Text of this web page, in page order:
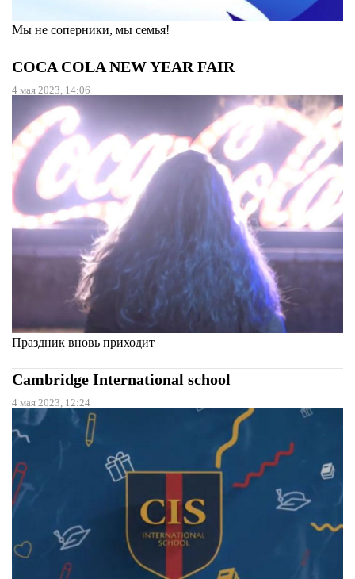
Мы не соперники, мы семья!
COCA COLA NEW YEAR FAIR
4 мая 2023, 14:06
Праздник вновь приходит
Cambridge International school
4 мая 2023, 12:24